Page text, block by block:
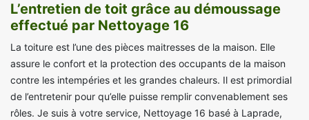
L’entretien de toit grâce au démoussage
effectué par Nettoyage 16
La toiture est l’une des pièces maitresses de la maison. Elle
assure le confort et la protection des occupants de la maison
contre les intempéries et les grandes chaleurs. Il est primordial
de l’entretenir pour qu’elle puisse remplir convenablement ses
rôles. Je suis à votre service, Nettoyage 16 basé à Laprade,